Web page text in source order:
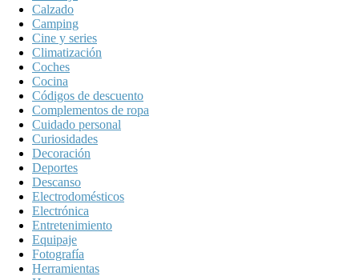
Calzado
Camping
Cine y series
Climatización
Coches
Cocina
Códigos de descuento
Complementos de ropa
Cuidado personal
Curiosidades
Decoración
Deportes
Descanso
Electrodomésticos
Electrónica
Entretenimiento
Equipaje
Fotografía
Herramientas